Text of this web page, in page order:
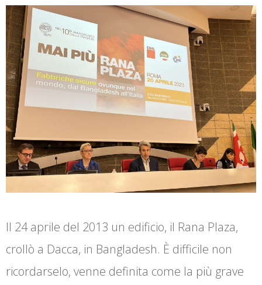
Il 24 aprile del 2013 un edificio, il Rana Plaza,
crollò a Dacca, in Bangladesh. È difficile non
ricordarselo, venne definita come la più grave